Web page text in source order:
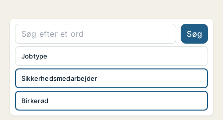
Søg
Sikkerhedsmedarbejder
Birkerød
Jobtype